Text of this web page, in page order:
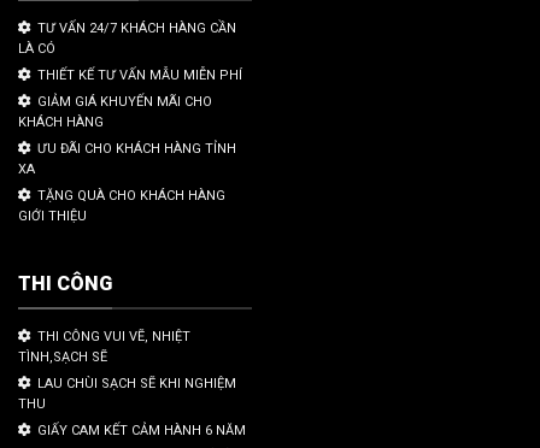
TƯ VẤN 24/7 KHÁCH HÀNG CẦN
LÀ CÓ
THIẾT KẾ TƯ VẤN MẪU MIỄN PHÍ
GIẢM GIÁ KHUYẾN MÃI CHO
KHÁCH HÀNG
ƯU ĐÃI CHO KHÁCH HÀNG TỈNH
XA
TẶNG QUÀ CHO KHÁCH HÀNG
GIỚI THIỆU
THI CÔNG
THI CÔNG VUI VẼ, NHIỆT
TÌNH,SẠCH SẼ
LAU CHÙI SẠCH SẼ KHI NGHIỆM
THU
GIẤY CAM KẾT CẢM HÀNH 6 NĂM